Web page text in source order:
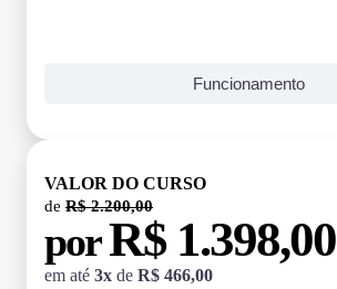
Funcionamento
VALOR DO CURSO
de R$ 2.200,00
porR$ 1.398,00
em até 3x de R$ 466,00